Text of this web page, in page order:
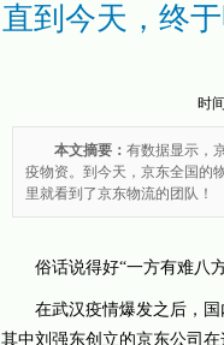
直到今天，终
时
本文摘要： 有数据显示，
疫物资。到今天，京东全国的
里就看到了京东物流的团队！
俗话说得好“一方有难八
在武汉疫情爆发之后，
其中刘强东创立的京东公司